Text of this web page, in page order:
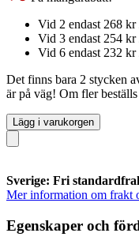
Vid 2 endast 268 kr
Vid 3 endast 254 kr
Vid 6 endast 232 kr
Det finns bara 2 stycken
är på väg! Om fler
Lägg i varukorgen
Sverige: Fri
Mer information om frakt
Egenskaper och